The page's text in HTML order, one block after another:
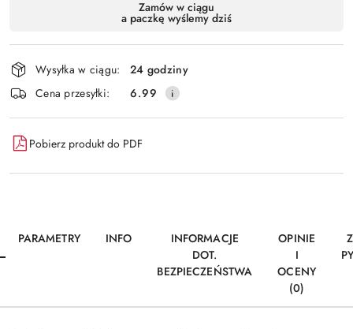
Wyślij
dostawa
Zamów w ciągu
a paczkę wyślemy dziś
Wysyłka w ciągu:
24 godziny
Cena przesyłki:
6.99
Pobierz produkt do PDF
PARAMETRY INFO
INFORMACJE
DOT.
BEZPIECZEŃSTWA
OPINIE
I
OCENY
(0)